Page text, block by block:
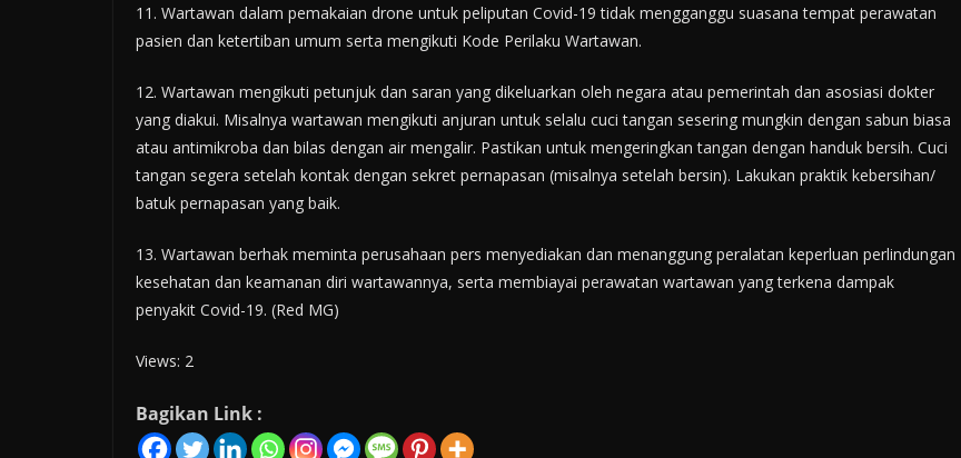
11. Wartawan dalam pemakaian drone untuk peliputan Covid-19 tidak mengganggu suasana tempat perawatan
pasien dan ketertiban umum serta mengikuti Kode Perilaku Wartawan.
12. Wartawan mengikuti petunjuk dan saran yang dikeluarkan oleh negara atau pemerintah dan asosiasi dokter
yang diakui. Misalnya wartawan mengikuti anjuran untuk selalu cuci tangan sesering mungkin dengan sabun biasa
atau antimikroba dan bilas dengan air mengalir. Pastikan untuk mengeringkan tangan dengan handuk bersih. Cuci
tangan segera setelah kontak dengan sekret pernapasan (misalnya setelah bersin). Lakukan praktik kebersihan/
batuk pernapasan yang baik.
13. Wartawan berhak meminta perusahaan pers menyediakan dan menanggung peralatan keperluan perlindungan
kesehatan dan keamanan diri wartawannya, serta membiayai perawatan wartawan yang terkena dampak
penyakit Covid-19. (Red MG)
Views: 2
Bagikan Link :